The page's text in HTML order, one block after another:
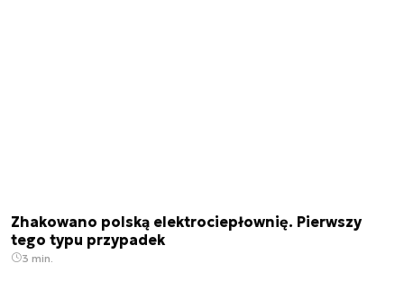
Zhakowano polską elektrociepłownię. Pierwszy
tego typu przypadek
3 min.